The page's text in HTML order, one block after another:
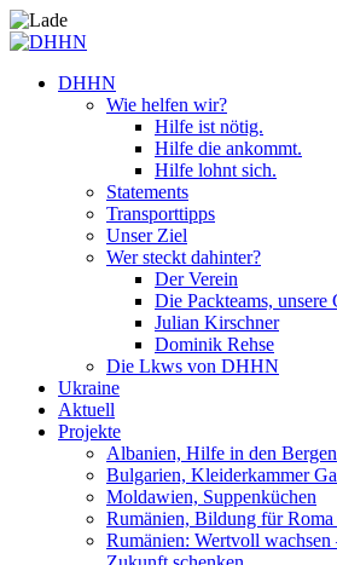
DHHN
Wie helfen wir?
Hilfe ist nötig.
Hilfe die ankommt.
Hilfe lohnt sich.
Statements
Transporttipps
Unser Ziel
Wer steckt dahinter?
Der Verein
Die Packteams, unsere
Julian Kirschner
Dominik Rehse
Die Lkws von DHHN
Ukraine
Aktuell
Projekte
Albanien, Hilfe in den Bergen
Bulgarien, Kleiderkammer
Moldawien, Suppenküchen
Rumänien, Bildung für
Rumänien: Wertvoll wachsen